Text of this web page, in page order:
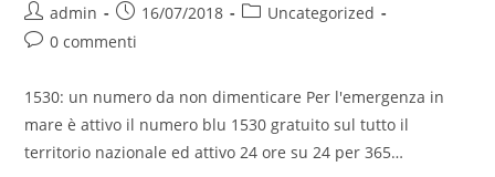
Autore
dell'articolo:
admin
Articolo
pubblicato:
16/07/2018
Categoria
Uncategorized
Commenti
0 commenti
1530: un numero da non dimenticare Per l'emergenza in
mare è attivo il numero blu 1530 gratuito sul tutto il
territorio nazionale ed attivo 24 ore su 24 per 365…